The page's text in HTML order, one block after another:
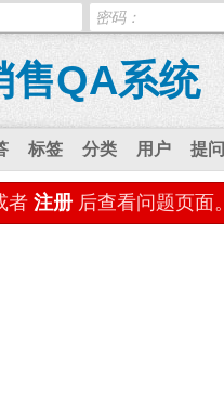
售QA系统
标签 分类 用户 提问
者 注册 后查看问题页面。